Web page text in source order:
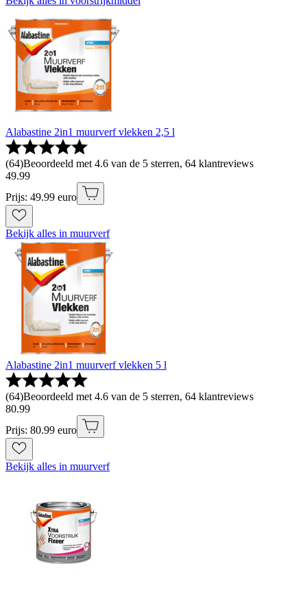
Alabastine 2in1 muurverf vlekken 2,5 l
(64)Beoordeeld met 4.6 van de 5 sterren, 64 klantreviews
49.99
Prijs: 49.99 euro
Bekijk alles in muurverf
Alabastine 2in1 muurverf vlekken 5 l
(64)Beoordeeld met 4.6 van de 5 sterren, 64 klantreviews
80.99
Prijs: 80.99 euro
Bekijk alles in muurverf